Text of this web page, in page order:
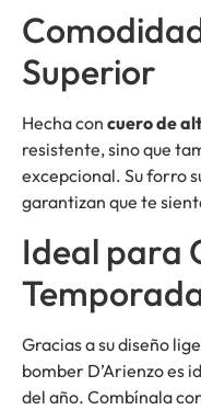
Superior
Hecha con cuero de
resistente, sino que
excepcional. Su forro
garantizan que te
Ideal para
Gracias a su diseño
bomber D’Arienzo es
del año. Combínala